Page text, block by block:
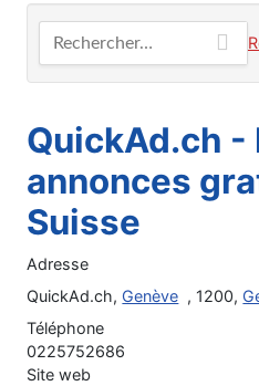
QuickAd.ch -
annonces
Suisse
Adresse
QuickAd.ch,Genève , 1200,
Téléphone
0225752686
Site web